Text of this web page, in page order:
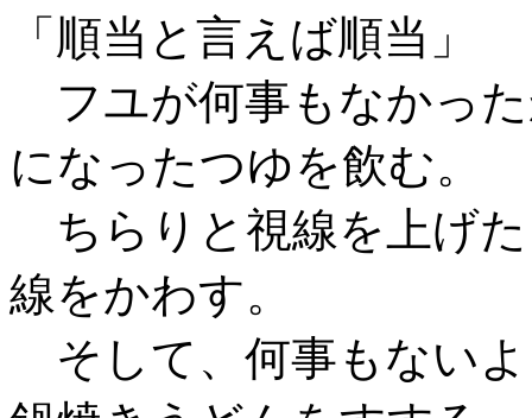
「順当と言えば順当」
フユが何事もなかっ
になったつゆを飲む。
ちらりと視線を上げ
線をかわす。
そして、何事もない